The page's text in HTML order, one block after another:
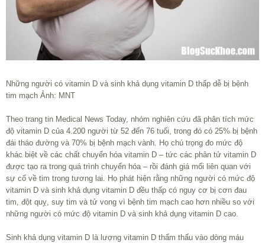
Những người có vitamin D và sinh khả dụng vitamin D thấp dễ bị bệnh
tim mạch Ảnh: MNT
Theo trang tin Medical News Today, nhóm nghiên cứu đã phân tích mức
độ vitamin D của 4.200 người từ 52 đến 76 tuổi, trong đó có 25% bị bệnh
đái tháo đường và 70% bị bệnh mạch vành. Họ chú trọng đo mức độ
khác biệt về các chất chuyển hóa vitamin D – tức các phân tử vitamin D
được tạo ra trong quá trình chuyển hóa – rồi đánh giá mối liên quan với
sự cố về tim trong tương lai. Họ phát hiện rằng những người có mức độ
vitamin D và sinh khả dụng vitamin D đều thấp có nguy cơ bị cơn đau
tim, đột quỵ, suy tim và tử vong vì bệnh tim mạch cao hơn nhiều so với
những người có mức độ vitamin D và sinh khả dụng vitamin D cao.
Sinh khả dụng vitamin D là lượng vitamin D thẩm thấu vào dòng máu